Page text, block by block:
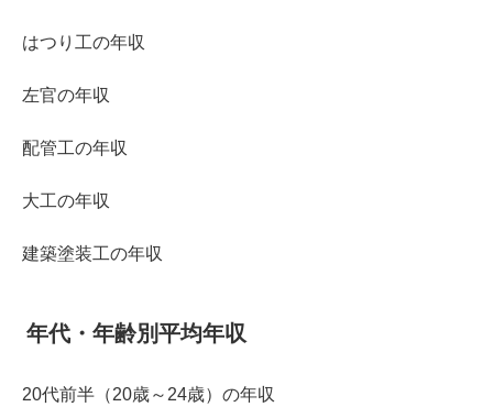
はつり工の年収
左官の年収
配管工の年収
大工の年収
建築塗装工の年収
年代・年齢別平均年収
20代前半（20歳～24歳）の年収